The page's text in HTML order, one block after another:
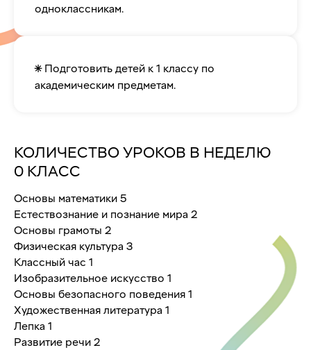
одноклассникам.
✴️ Подготовить детей к 1 классу по
академическим предметам.
КОЛИЧЕСТВО УРОКОВ В НЕДЕЛЮ
0 КЛАСС
Основы математики 5
Естествознание и познание мира 2
Основы грамоты 2
Физическая культура 3
Классный час 1
Изобразительное искусство 1
Основы безопасного поведения 1
Художественная литература 1
Лепка 1
Развитие речи 2